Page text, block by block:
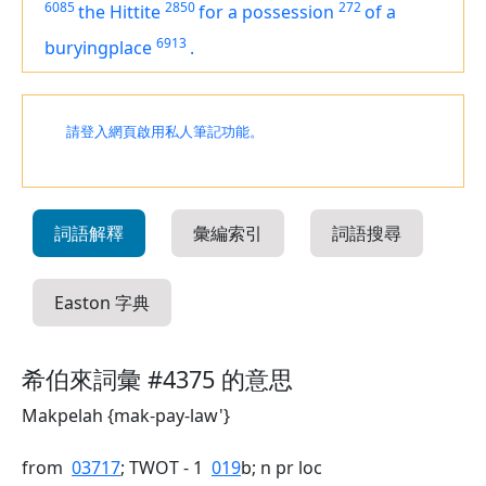
6085the Hittite 2850for a possession 272of a
buryingplace 6913 .
請登入網頁啟用私人筆記功能。
詞語解釋 彙編索引 詞語搜尋
Easton 字典
希伯來詞彙 #4375 的意思
Makpelah {mak-pay-law'}
from 03717; TWOT - 1 019b; n pr loc